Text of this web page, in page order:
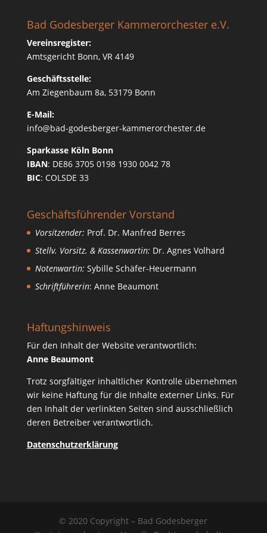
Bad Godesberger Kammerorchester e.V.
Vereinsregister:
Amtsgericht Bonn, VR 4149
Geschäftsstelle:
Am Ziegenbaum 8a, 53179 Bonn
E-Mail:
info@bad-godesberger-kammerorchester.de
Sparkasse Köln Bonn
IBAN: DE86 3705 0198 1930 0042 78
BIC: COLSDE 33
Geschäftsführender Vorstand
Vorsitzender: Prof. Dr. Manfred Berres
Stellv. Vorsitz. & Kassenwartin: Dr. Agnes Volhard
Notenwartin: Sybille Schäfer-Heuermann
Schriftführerin: Anne Beaumont
Haftungshinweis
Für den Inhalt der Website verantwortlich:
Anne Beaumont
Trotz sorgfältiger inhaltlicher Kontrolle übernehmen
wir keine Haftung für die Inhalte externer Links. Für
den Inhalt der verlinkten Seiten sind ausschließlich
deren Betreiber verantwortlich.
Datenschutzerklärung
© 2020 Copyright – Bad Godesberger